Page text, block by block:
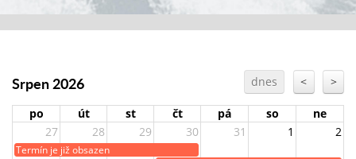
Srpen 2026 dnes < >
po út st čt pá so
ne
27
28 29 30 31 1 2
Termín je již obsazen